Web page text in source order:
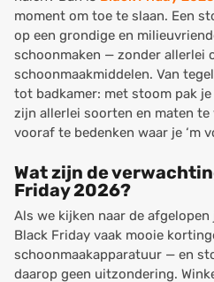
moment om toe te slaan. Een
op een grondige en
schoonmaken — zonder allerlei
schoonmaakmiddelen. Van
tot badkamer: met stoom pak
zijn allerlei soorten en maten
vooraf te bedenken waar je ‘m
Wat zijn de
Friday 2026?
Als we kijken naar de
Black Friday vaak mooie
schoonmaakapparatuur — en
daarop geen uitzondering.